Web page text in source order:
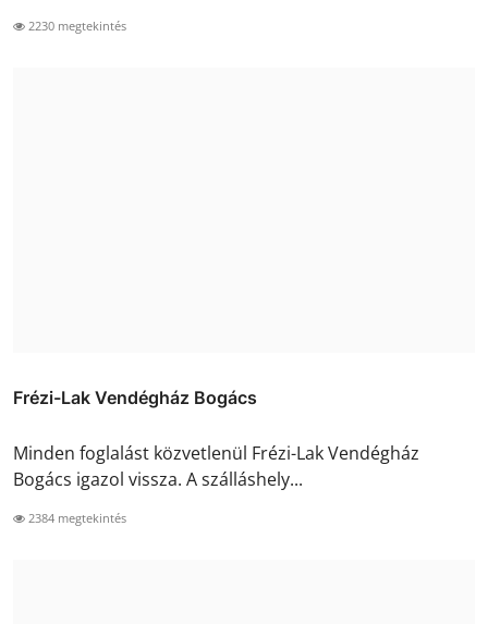
2230 megtekintés
Frézi-Lak Vendégház Bogács
Minden foglalást közvetlenül Frézi-Lak Vendégház
Bogács igazol vissza. A szálláshely...
2384 megtekintés